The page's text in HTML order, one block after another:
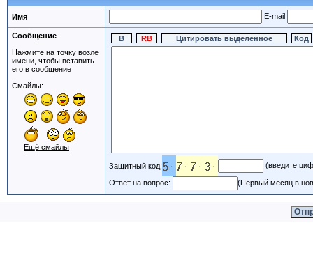
Имя E-mail
Сообщение
Нажмите на точку возле
имени, чтобы вставить
его в сообщение
Смайлы:
Ещё смайлы
Защитный код: (введите
Ответ на вопрос: (Первый месяц в